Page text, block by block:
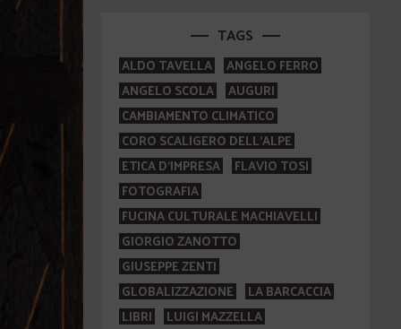
TAGS
ALDO TAVELLA
ANGELO FERRO
ANGELO SCOLA
AUGURI
CAMBIAMENTO CLIMATICO
CORO SCALIGERO DELL'ALPE
ETICA D'IMPRESA
FLAVIO TOSI
FOTOGRAFIA
FUCINA CULTURALE MACHIAVELLI
GIORGIO ZANOTTO
GIUSEPPE ZENTI
GLOBALIZZAZIONE
LA BARCACCIA
LIBRI
LUIGI MAZZELLA